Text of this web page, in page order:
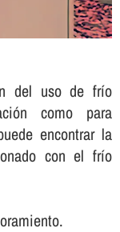
del uso de frí­o
como para
encontrar la
con el frí­o